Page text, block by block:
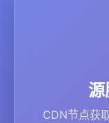
CDN节点获